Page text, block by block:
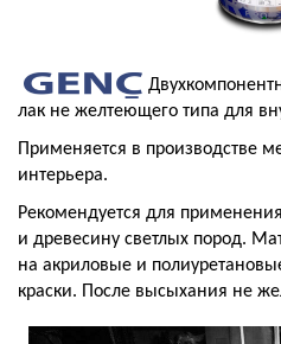
лак не желтеющего типа для
Применяется в производстве
интерьера.
Рекомендуется для
и древесину светлых пород.
на акриловые и
краски. После высыхания не